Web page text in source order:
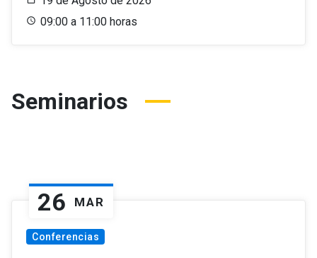
09:00 a 11:00 horas
Seminarios
26 MAR
Conferencias